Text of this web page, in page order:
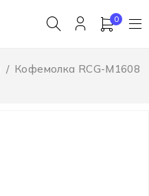
0
/ Кофемолка RCG-M1608